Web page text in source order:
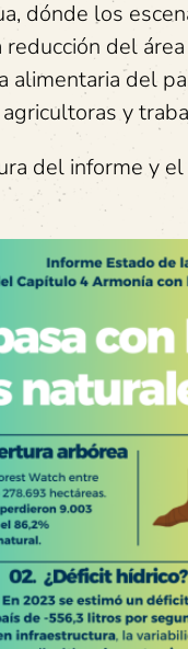
dónde los
del
del
y
del informe y